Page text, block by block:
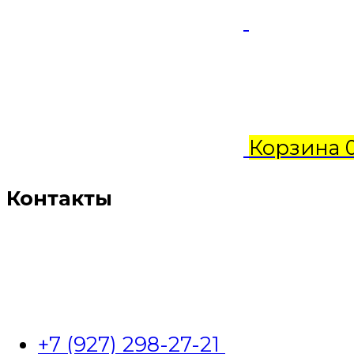
Корзина
Контакты
+7 (927) 298-27-21